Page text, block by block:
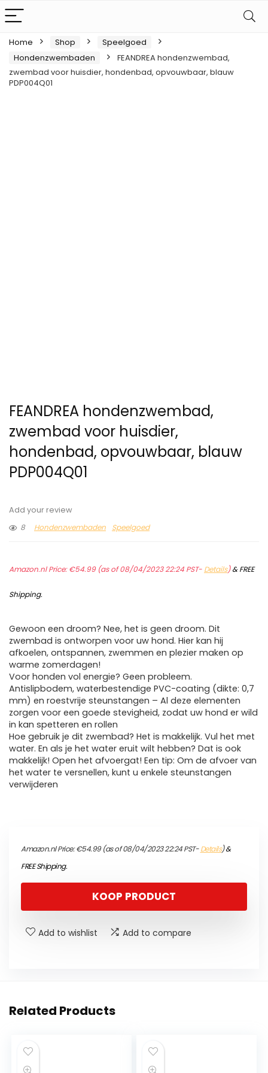
Home Shop
Speelgoed
Hondenzwembaden
FEANDREA hondenzwembad,
zwembad voor huisdier, hondenbad, opvouwbaar, blauw
PDP004Q01
FEANDREA hondenzwembad,
zwembad voor huisdier,
hondenbad, opvouwbaar, blauw
PDP004Q01
Add your review
8
Hondenzwembaden Speelgoed
Amazon.nl Price:€54.99(as of 08/04/2023 22:24 PST- Details)&FREE
Shipping.
Gewoon een droom? Nee, het is geen droom. Dit
zwembad is ontworpen voor uw hond. Hier kan hij
afkoelen, ontspannen, zwemmen en plezier maken op
warme zomerdagen!
Voor honden vol energie? Geen probleem.
Antislipbodem, waterbestendige PVC-coating (dikte: 0,7
mm) en roestvrije steunstangen – Al deze elementen
zorgen voor een goede stevigheid, zodat uw hond er wild
in kan spetteren en rollen
Hoe gebruik je dit zwembad? Het is makkelijk. Vul het met
water. En als je het water eruit wilt hebben? Dat is ook
makkelijk! Open het afvoergat! Een tip: Om de afvoer van
het water te versnellen, kunt u enkele steunstangen
verwijderen
Amazon.nl Price:€54.99(as of 08/04/2023 22:24 PST-Details)&
FREE Shipping.
KOOP PRODUCT
Add to wishlist Add to compare
Related Products